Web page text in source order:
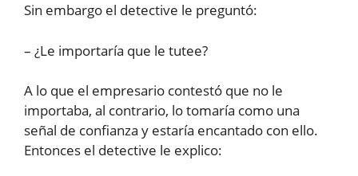
Sin embargo el detective le preguntó:
– ¿Le importaría que le tutee?
A lo que el empresario contestó que no le
importaba, al contrario, lo tomaría como una
señal de confianza y estaría encantado con ello.
Entonces el detective le explico: